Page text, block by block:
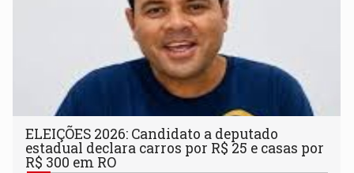
ELEIÇÕES 2026: Candidato a deputado
estadual declara carros por R$ 25 e casas por
R$ 300 em RO